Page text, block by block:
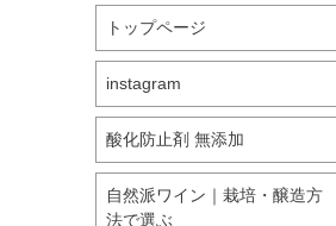
トップページ
instagram
酸化防止剤 無添加
自然派ワイン｜栽培・醸造方
法で選ぶ